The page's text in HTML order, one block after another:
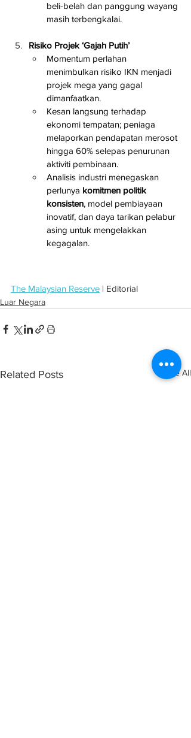
beli-belah dan panggung wayang
masih terbengkalai.
Risiko Projek ‘Gajah Putih’
Momentum perlahan
menimbulkan risiko IKN menjadi
projek mega yang gagal
dimanfaatkan.
Kesan langsung terhadap
ekonomi tempatan; peniaga
melaporkan pendapatan merosot
hingga 60% selepas penurunan
aktiviti pembinaan.
Analisis industri menegaskan
perlunya komitmen politik
konsisten, model pembiayaan
inovatif, dan daya tarikan pelabur
asing untuk mengelakkan
kegagalan.
The Malaysian Reserve | Editorial
Luar Negara
Related Posts See All